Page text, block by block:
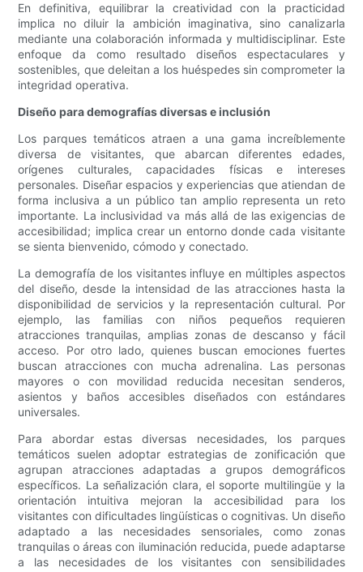
En definitiva, equilibrar la creatividad con la practicidad
implica no diluir la ambición imaginativa, sino canalizarla
mediante una colaboración informada y multidisciplinar. Este
enfoque da como resultado diseños espectaculares y
sostenibles, que deleitan a los huéspedes sin comprometer la
integridad operativa.
Diseño para demografías diversas e inclusión
Los parques temáticos atraen a una gama increíblemente
diversa de visitantes, que abarcan diferentes edades,
orígenes culturales, capacidades físicas e intereses
personales. Diseñar espacios y experiencias que atiendan de
forma inclusiva a un público tan amplio representa un reto
importante. La inclusividad va más allá de las exigencias de
accesibilidad; implica crear un entorno donde cada visitante
se sienta bienvenido, cómodo y conectado.
La demografía de los visitantes influye en múltiples aspectos
del diseño, desde la intensidad de las atracciones hasta la
disponibilidad de servicios y la representación cultural. Por
ejemplo, las familias con niños pequeños requieren
atracciones tranquilas, amplias zonas de descanso y fácil
acceso. Por otro lado, quienes buscan emociones fuertes
buscan atracciones con mucha adrenalina. Las personas
mayores o con movilidad reducida necesitan senderos,
asientos y baños accesibles diseñados con estándares
universales.
Para abordar estas diversas necesidades, los parques
temáticos suelen adoptar estrategias de zonificación que
agrupan atracciones adaptadas a grupos demográficos
específicos. La señalización clara, el soporte multilingüe y la
orientación intuitiva mejoran la accesibilidad para los
visitantes con dificultades lingüísticas o cognitivas. Un diseño
adaptado a las necesidades sensoriales, como zonas
tranquilas o áreas con iluminación reducida, puede adaptarse
a las necesidades de los visitantes con sensibilidades